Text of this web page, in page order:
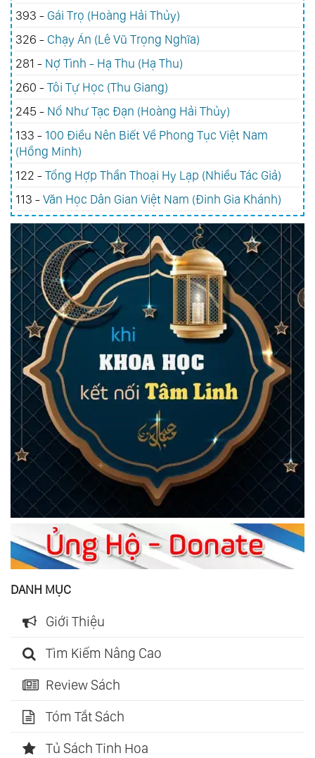
393 - Gái Trọ (Hoàng Hải Thủy)
326 - Chạy Án (Lê Vũ Trọng Nghĩa)
281 - Nợ Tình - Hạ Thu (Hạ Thu)
260 -Tôi Tự Học (Thu Giang)
245 - Nổ Như Tạc Đạn (Hoàng Hải Thủy)
133 - 100 Điều Nên Biết Về Phong Tục Việt Nam
(Hồng Minh)
122 -Tổng Hợp Thần Thoại Hy Lạp (Nhiều Tác Giả)
113 -Văn Học Dân Gian Việt Nam (Đinh Gia Khánh)
DANH MỤC
Giới Thiệu
Tìm Kiếm Nâng Cao
Review Sách
Tóm Tắt Sách
Tủ Sách Tinh Hoa